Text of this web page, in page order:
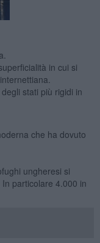
in cui si
stati più rigidi in
che ha dovuto
ungheresi si
particolare 4.000 in